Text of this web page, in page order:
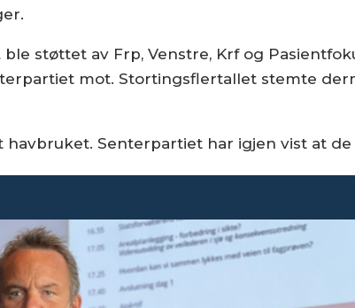
ble støttet av Frp, Venstre, Krf og
mot. Stortingsflertallet stemte
havbruket. Senterpartiet har igjen vist at